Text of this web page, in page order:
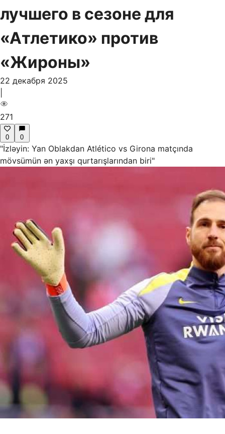
лучшего в сезоне для
«Атлетико» против
«Жироны»
22 декабря 2025
271
0 0
"İzləyin: Yan Oblakdan Atlético vs Girona matçında
mövsümün ən yaxşı qurtarışlarından biri"